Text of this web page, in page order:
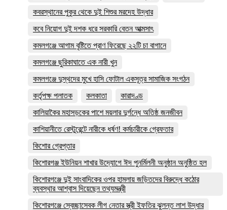
কবরস্থানের পুকুর থেকে দুই শিশুর মরদেহ উদ্ধার
কবে নিয়োগ দুই দশক ধরে সরকারি বেতন আত্মসাৎ
কমলগঞ্জে আগাম বৃষ্টিতে প্রাণ ফিরেছে ২২টি চা বাগানে
কমলগঞ্জে ছুরিকাঘাতে এক নারী খুন
কমলগঞ্জে দুস্থদের মুখে হাসি ফোটাল একসূত্র সামাজিক সংগঠন
কর্তৃপক্ষ পলাতক
কলকাতা
কারাদণ্ড
কালিয়াকৈর মহাসড়কের পাশে ময়লার দুর্গন্ধে অতিষ্ঠ জনজীবন
কাশিয়ানীতে রেস্টুরেন্টে নারীকে ধর্ষণ! কর্মচারীকে গ্রেফতার
কিশোর গ্রেপ্তার
কিশোরগঞ্জ ইউনিয়ন শাখার উদ্যোগে ঈদ পুনর্মিলনী অনুষ্ঠান অনুষ্ঠিত হল
কিশোরগঞ্জে দুই সাংবাদিকের ওপর হামলায় জড়িতদের বিরুদ্ধে কঠোর
ব্যবস্থার আশ্বাস দিয়েছেন তথ্যমন্ত্রী
কিশোরগঞ্জে স্বেচ্ছাসেবক লীগ নেতার স্ত্রী ইফতির ঝুলন্ত লাশ উদ্ধার